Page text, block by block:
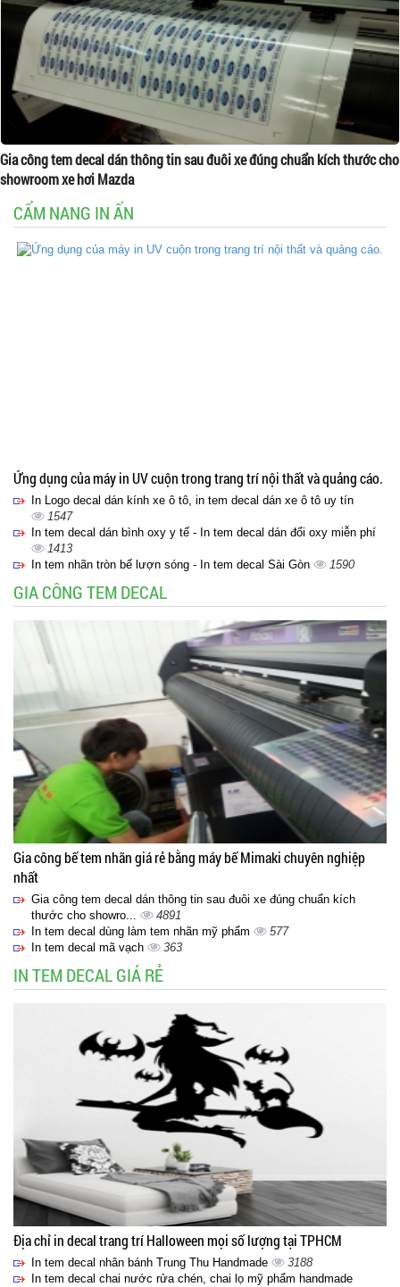
Gia công tem decal dán thông tin sau đuôi xe đúng chuẩn kích thước cho
showroom xe hơi Mazda
CẨM NANG IN ẤN
Ứng dụng của máy in UV cuộn trong trang trí nội thất và quảng cáo.
In Logo decal dán kính xe ô tô, in tem decal dán xe ô tô uy tín
1547
In tem decal dán bình oxy y tế - In tem decal dán đổi oxy miễn phí
1413
In tem nhãn tròn bế lượn sóng - In tem decal Sài Gòn
1590
GIA CÔNG TEM DECAL
Gia công bế tem nhãn giá rẻ bằng máy bế Mimaki chuyên nghiệp
nhất
Gia công tem decal dán thông tin sau đuôi xe đúng chuẩn kích
thước cho showro...
4891
In tem decal dùng làm tem nhãn mỹ phẩm
577
In tem decal mã vạch
363
IN TEM DECAL GIÁ RẺ
Địa chỉ in decal trang trí Halloween mọi số lượng tại TPHCM
In tem decal nhân bánh Trung Thu Handmade
3188
In tem decal chai nước rửa chén, chai lọ mỹ phẩm handmade